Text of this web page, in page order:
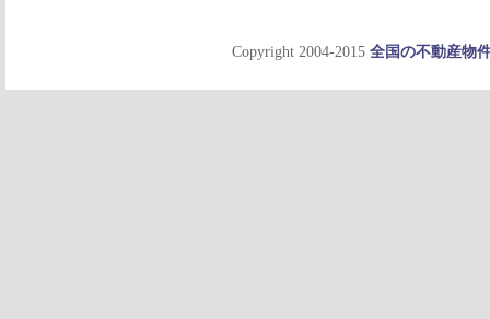
Copyright 2004-2015 全国の不動産物